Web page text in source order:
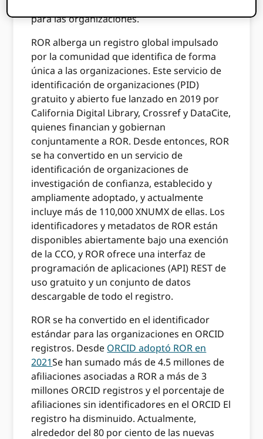
para las organizaciones.
ROR alberga un registro global impulsado
por la comunidad que identifica de forma
única a las organizaciones. Este servicio de
identificación de organizaciones (PID)
gratuito y abierto fue lanzado en 2019 por
California Digital Library, Crossref y DataCite,
quienes financian y gobiernan
conjuntamente a ROR. Desde entonces, ROR
se ha convertido en un servicio de
identificación de organizaciones de
investigación de confianza, establecido y
ampliamente adoptado, y actualmente
incluye más de 110,000 XNUMX de ellas. Los
identificadores y metadatos de ROR están
disponibles abiertamente bajo una exención
de la CCO, y ROR ofrece una interfaz de
programación de aplicaciones (API) REST de
uso gratuito y un conjunto de datos
descargable de todo el registro.
ROR se ha convertido en el identificador
estándar para las organizaciones en ORCID
registros. Desde ORCID adoptó ROR en
2021Se han sumado más de 4.5 millones de
afiliaciones asociadas a ROR a más de 3
millones ORCID registros y el porcentaje de
afiliaciones sin identificadores en el ORCID El
registro ha disminuido. Actualmente,
alrededor del 80 por ciento de las nuevas